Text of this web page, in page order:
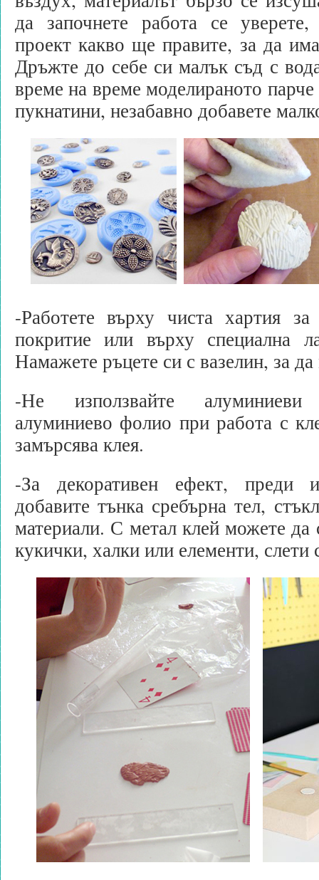
да започнете работа се
проект какво ще правите, за да
Дръжте до себе си малък съд с
време на време моделираното
пукнатини, незабавно добавете
-Работете върху чиста хартия
покритие или върху специална
Намажете ръцете си с вазелин, за
-Не използвайте
алуминиево фолио при работа с
замърсява клея.
-За декоративен ефект, преди
добавите тънка сребърна тел,
материали. С метал клей можете да
кукички, халки или елементи, слети